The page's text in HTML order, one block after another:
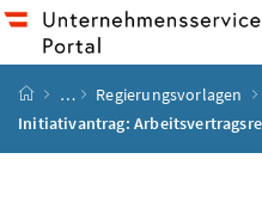
Zum InhaltAccesskey
[1]
Zum HauptmenüAccesskey
[2]
Zum UntermenüAccesskey
[3]
Zur SucheAccesskey
[4]
Startseite
…
Regierungsvorlagen
Initiativantrag: